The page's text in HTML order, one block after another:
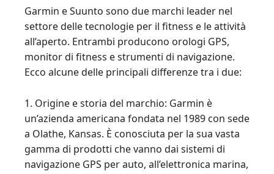
Garmin e Suunto sono due marchi leader nel
settore delle tecnologie per il fitness e le attività
all’aperto. Entrambi producono orologi GPS,
monitor di fitness e strumenti di navigazione.
Ecco alcune delle principali differenze tra i due:
1. Origine e storia del marchio: Garmin è
un’azienda americana fondata nel 1989 con sede
a Olathe, Kansas. È conosciuta per la sua vasta
gamma di prodotti che vanno dai sistemi di
navigazione GPS per auto, all’elettronica marina,